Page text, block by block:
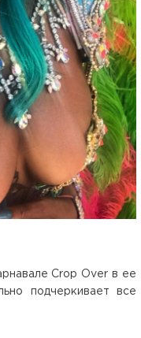
Crop Over в ее
подчеркивает все